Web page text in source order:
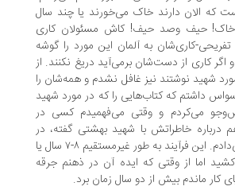
دارند خاک می‌خورند یا چند سال
حیف وصد حیف! کاش مسئولان کاری
کاری‌شان به آلمان این مورد را گوشه
از دست‌شان برمی‌آید دریغ نکنند. از
نوشتند نیز غافل نشدم و همه‌شان را
که کتاب‌هایی را که در مورد شهید
و وقتی می‌فهمیدم کسی در
خاطراتش با شهید بهشتی گفته، در
لیست خواندنم قرار می‌دادم. این فرآیند به طور غیرمستقیم ۸-۷ سال یا
از وقتی که ایده آن در ذهنم جرقه
بیش از دو سال زمان برد.